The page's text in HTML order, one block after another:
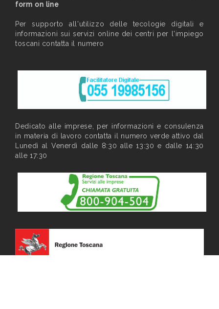
form on line
Per supporto all'utilizzo delle tecologie digitali e
informazioni sui servizi online dei centri per l'impiego
toscani contatta il numero
Dedicato alle imprese, per informazioni e consulenza
in materia di lavoro contatta il numero verde attivo dal
Lunedì al Venerdì dalle 8:30 alle 13:30 e dalle 14:30
alle 17:30